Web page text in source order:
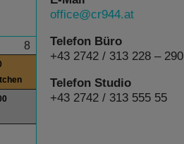
8
office@cr944.at
Telefon Büro
+43 2742 / 313 228 – 290
Telefon Studio
+43 2742 / 313 555 55